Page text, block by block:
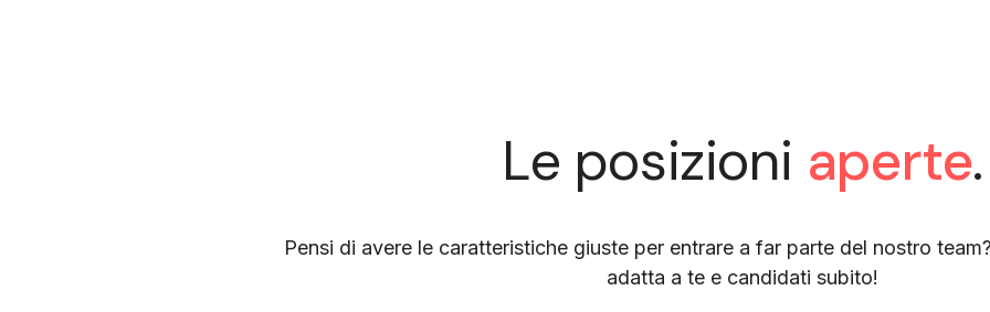
Le posizioni aperte.
Pensi di avere le caratteristiche giuste per entrare a far parte del nostro
adatta a te e candidati subito!